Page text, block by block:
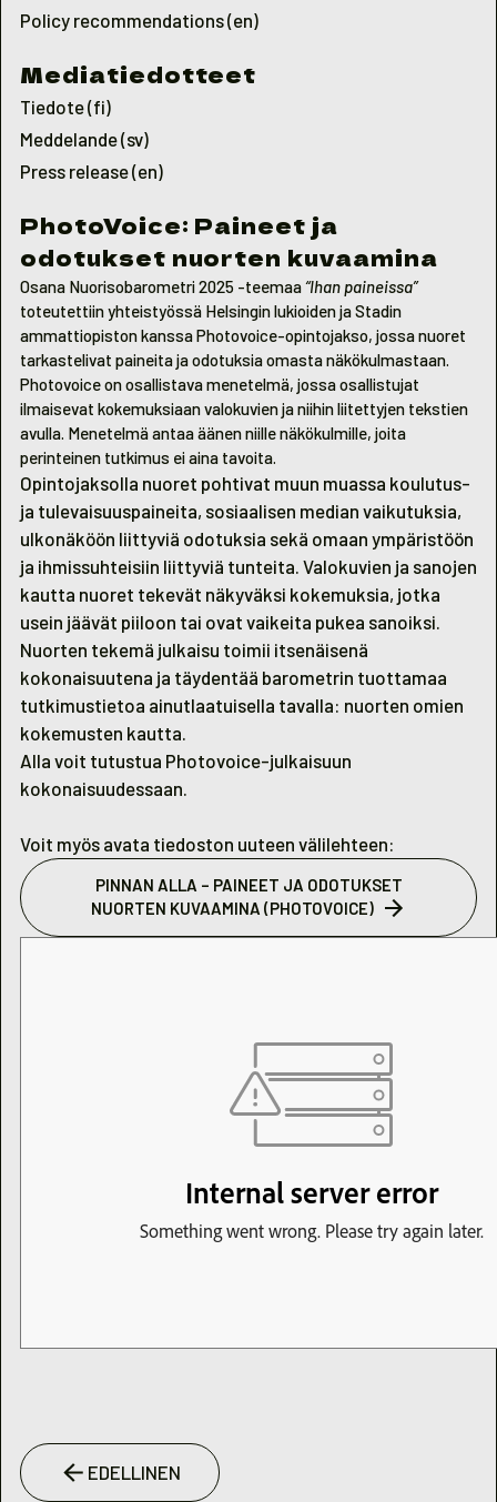
Policy recommendations(en)
Mediatiedotteet
Tiedote (fi)
Meddelande (sv)
Press release (en)
PhotoVoice: Paineet ja
odotukset nuorten kuvaamina
Osana Nuorisobarometri 2025 -teemaa“Ihan paineissa”
toteutettiin yhteistyössä Helsingin lukioiden ja Stadin
ammattiopiston kanssa Photovoice-opintojakso, jossa nuoret
tarkastelivat paineita ja odotuksia omasta näkökulmastaan.
Photovoice on osallistava menetelmä, jossa osallistujat
ilmaisevat kokemuksiaan valokuvien ja niihin liitettyjen tekstien
avulla. Menetelmä antaa äänen niille näkökulmille, joita
perinteinen tutkimus ei aina tavoita.
Opintojaksolla nuoret pohtivat muun muassa koulutus-
ja tulevaisuuspaineita, sosiaalisen median vaikutuksia,
ulkonäköön liittyviä odotuksia sekä omaan ympäristöön
ja ihmissuhteisiin liittyviä tunteita. Valokuvien ja sanojen
kautta nuoret tekevät näkyväksi kokemuksia, jotka
usein jäävät piiloon tai ovat vaikeita pukea sanoiksi.
Nuorten tekemä julkaisu toimii itsenäisenä
kokonaisuutena ja täydentää barometrin tuottamaa
tutkimustietoa ainutlaatuisella tavalla: nuorten omien
kokemusten kautta.
Alla voit tutustua Photovoice-julkaisuun
kokonaisuudessaan.
Voit myös avata tiedoston uuteen välilehteen:
PINNAN ALLA – PAINEET JA ODOTUKSET
NUORTEN KUVAAMINA (PHOTOVOICE)
EDELLINEN